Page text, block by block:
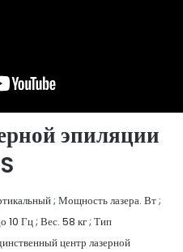
эпиляции
; Мощность лазера. Вт ;
10 Гц ; Вес. 58 кг ; Тип
центр лазерной